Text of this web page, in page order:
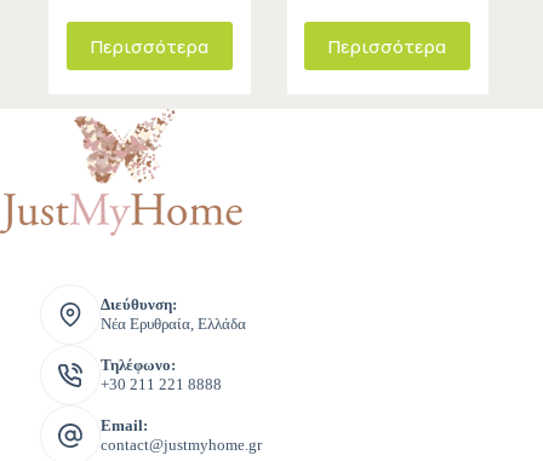
Περισσότερα Περισσότερα
Διεύθυνση:
Νέα Ερυθραία, Ελλάδα
Τηλέφωνο:
+30 211 221 8888
Email:
contact@justmyhome.gr